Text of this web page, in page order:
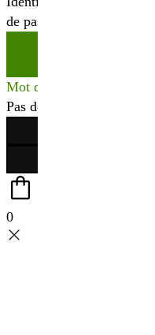
de passe
Mot de passe perdu ?
Pas de compte ?
0